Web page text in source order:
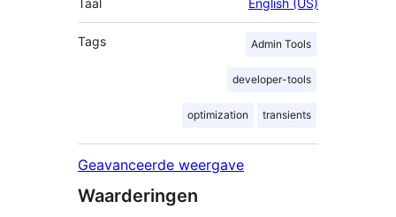
Taal English (US)
Tags Admin Tools
developer-tools
optimization transients
Geavanceerde weergave
Waarderingen